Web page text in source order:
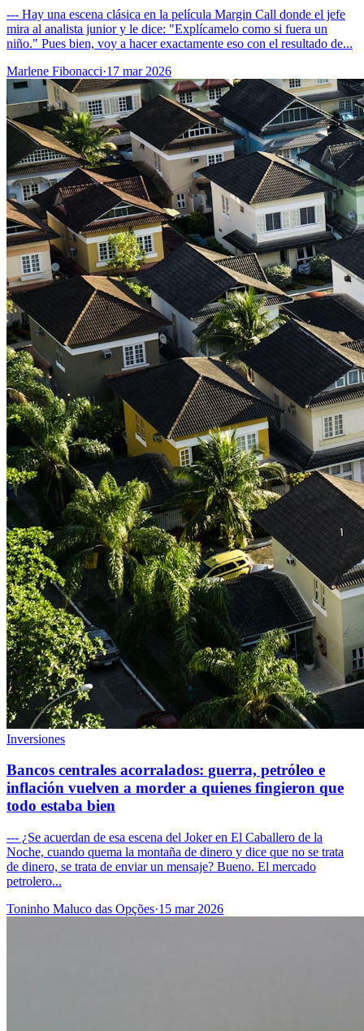
--- Hay una escena clásica en la película Margin Call donde el jefe
mira al analista junior y le dice: "Explícamelo como si fuera un
niño." Pues bien, voy a hacer exactamente eso con el resultado de...
Marlene Fibonacci·17 mar 2026
Inversiones
Bancos centrales acorralados: guerra, petróleo e
inflación vuelven a morder a quienes fingieron que
todo estaba bien
--- ¿Se acuerdan de esa escena del Joker en El Caballero de la
Noche, cuando quema la montaña de dinero y dice que no se trata
de dinero, se trata de enviar un mensaje? Bueno. El mercado
petrolero...
Toninho Maluco das Opções·15 mar 2026